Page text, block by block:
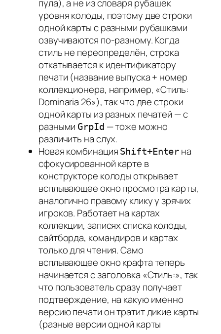
пула), а не из словаря рубашек
уровня колоды, поэтому две строки
одной карты с разными рубашками
озвучиваются по-разному. Когда
стиль не переопределён, строка
откатывается к идентификатору
печати (название выпуска + номер
коллекционера, например, «Стиль:
Dominaria 26»), так что две строки
одной карты из разных печатей — с
разными GrpId — тоже можно
различить на слух.
Новая комбинация Shift+Enter на
сфокусированной карте в
конструкторе колоды открывает
всплывающее окно просмотра карты,
аналогично правому клику у зрячих
игроков. Работает на картах
коллекции, записях списка колоды,
сайтборда, командиров и картах
только для чтения. Само
всплывающее окно крафта теперь
начинается с заголовка «Стиль:», так
что пользователь сразу получает
подтверждение, на какую именно
версию печати он тратит дикие карты
(разные версии одной карты